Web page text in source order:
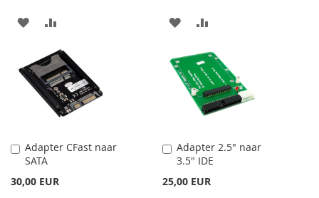
ADAUGATI
LISTA
DE
DORINTE
PENTRU
COMPARARE
ADAUGATI
LISTA
DE
DORINTE
COMPARARE
Adapter CFast naar
SATA
30,00 EUR
Adauga
în
cos
Adapter 2.5" naar
3.5" IDE
25,00 EUR
Adauga
în
cos